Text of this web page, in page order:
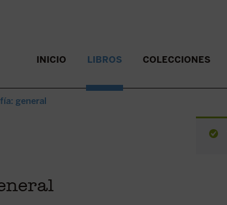
INICIO LIBROS COLECCIONES
general